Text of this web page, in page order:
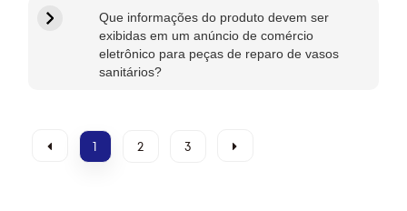
Que informações do produto devem ser
exibidas em um anúncio de comércio
eletrônico para peças de reparo de vasos
sanitários?
2 3